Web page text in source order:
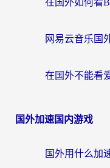
国外加速国内游戏